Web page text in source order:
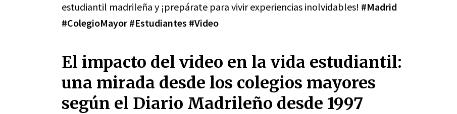
estudiantil madrileña y ¡prepárate para vivir experiencias inolvidables! #Madrid
#ColegioMayor #Estudiantes #Video
El impacto del video en la vida estudiantil:
una mirada desde los colegios mayores
según el Diario Madrileño desde 1997